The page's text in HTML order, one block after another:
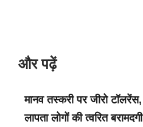
और पढ़ें
मानव तस्करी पर जीरो टॉलरेंस,
लापता लोगों की त्वरित बरामदगी